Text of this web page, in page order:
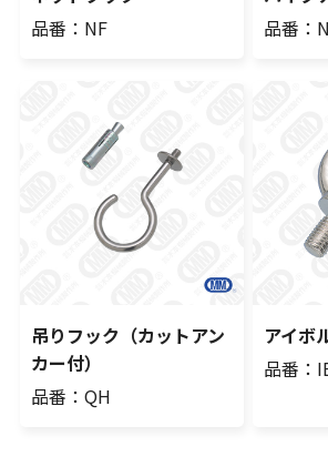
品番：NF
品番：
吊りフック（カットアン
カー付）
品番：QH
アイボ
品番：